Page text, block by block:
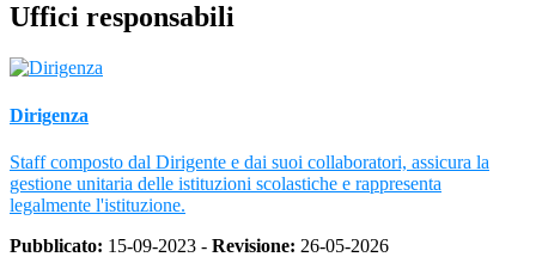
Uffici responsabili
Dirigenza
Staff composto dal Dirigente e dai suoi collaboratori, assicura la
gestione unitaria delle istituzioni scolastiche e rappresenta
legalmente l'istituzione.
Pubblicato: 15-09-2023 - Revisione: 26-05-2026